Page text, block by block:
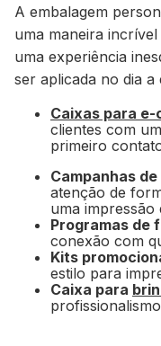
A embalagem
uma maneira
uma experiência
ser aplicada no dia a
Caixas para
clientes com
primeiro
Campanhas
atenção de
uma impressão
Programas de
conexão com
Kits
estilo para
Caixa para